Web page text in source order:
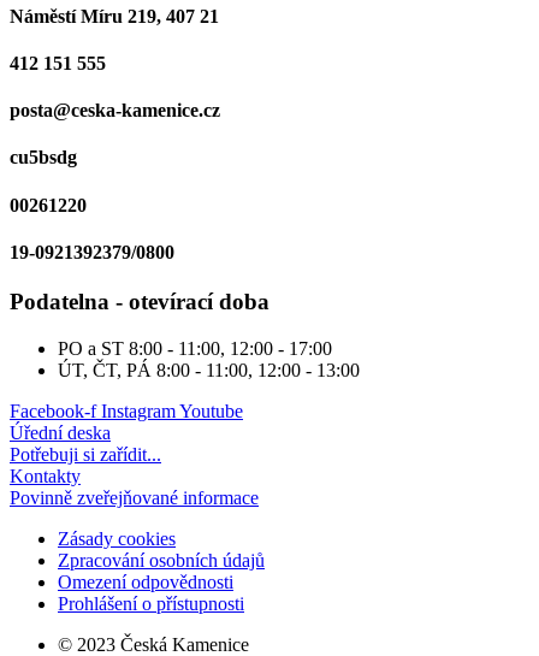
Náměstí Míru 219, 407 21
412 151 555
posta@ceska-kamenice.cz
cu5bsdg
00261220
19-0921392379/0800
Podatelna - otevírací doba
PO a ST 8:00 - 11:00, 12:00 - 17:00
ÚT, ČT, PÁ 8:00 - 11:00, 12:00 - 13:00
Facebook-f InstagramYoutube
Úřední deska
Potřebuji si zařídit...
Kontakty
Povinně zveřejňované informace
Zásady cookies
Zpracování osobních údajů
Omezení odpovědnosti
Prohlášení o přístupnosti
© 2023 Česká Kamenice